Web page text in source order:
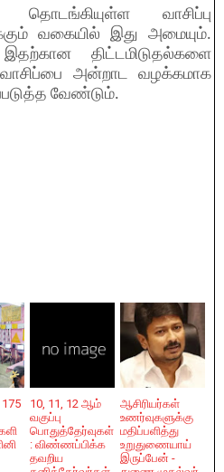
வாசிப்பு
வகையில் இது அமையும்.
திட்டமிடுதல்களை
அன்றாட வழக்கமாக
வேண்டும்.
10, 11, 12 ஆம்
வகுப்பு
பொதுத்தேர்வுகள்
: விண்ணப்பிக்க
தவறிய
ஆசிரியர்கள்
உணர்வுகளுக்கு
மதிப்பளித்து
உறுதுணையாய்
இருப்பேன் -